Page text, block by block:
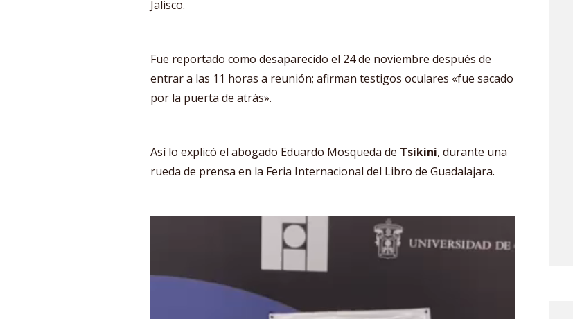
Jalisco.
Fue reportado como desaparecido el 24 de noviembre después de
entrar a las 11 horas a reunión; afirman testigos oculares «fue sacado
por la puerta de atrás».
Así lo explicó el abogado Eduardo Mosqueda de Tsikini, durante una
rueda de prensa en la Feria Internacional del Libro de Guadalajara.